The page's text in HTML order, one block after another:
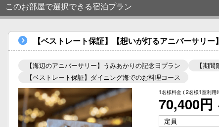
このお部屋で選択できる宿泊プラン
【ベストレート保証】【想いが灯るアニバーサリ
【海辺のアニバーサリー】うみあかりの記念日プラン
【期
【ベストレート保証】ダイニング海でのお料理コース
1名様料金 ( 2名様1室利用
70,400円
定員